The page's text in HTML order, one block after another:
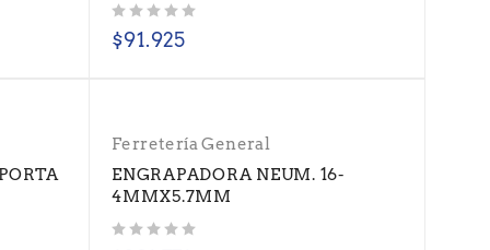
$91.925
Ferretería General
ENGRAPADORA NEUM. 16-
4MMX5.7MM